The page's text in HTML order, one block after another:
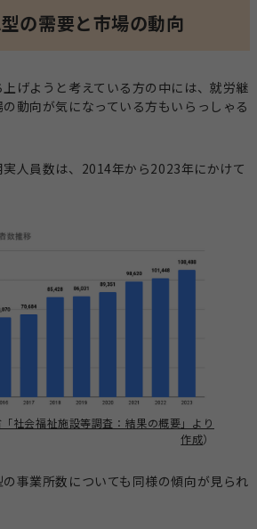
の需要と市場の動向
げようと考えている方の中には、就労継
動向が気になっている方もいらっしゃる
人員数は、2014年から2023年にかけて
社会福祉施設等調査：結果の概要」より
作成）
事業所数についても同様の傾向が見られ